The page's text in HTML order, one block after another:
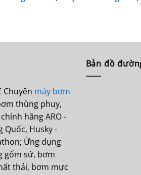
Chuyên máy bơm
thùng phuy,
chính hãng ARO -
Quốc, Husky -
Ứng dụng
gốm sứ, bơm
thải, bơm mực
Bản đồ